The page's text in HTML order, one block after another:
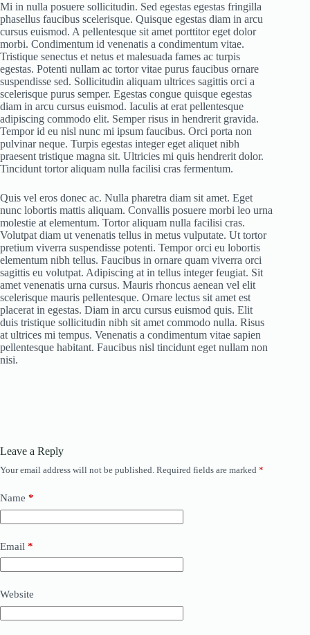
Mi in nulla posuere sollicitudin. Sed egestas egestas fringilla
phasellus faucibus scelerisque. Quisque egestas diam in arcu
cursus euismod. A pellentesque sit amet porttitor eget dolor
morbi. Condimentum id venenatis a condimentum vitae.
Tristique senectus et netus et malesuada fames ac turpis
egestas. Potenti nullam ac tortor vitae purus faucibus ornare
suspendisse sed. Sollicitudin aliquam ultrices sagittis orci a
scelerisque purus semper. Egestas congue quisque egestas
diam in arcu cursus euismod. Iaculis at erat pellentesque
adipiscing commodo elit. Semper risus in hendrerit gravida.
Tempor id eu nisl nunc mi ipsum faucibus. Orci porta non
pulvinar neque. Turpis egestas integer eget aliquet nibh
praesent tristique magna sit. Ultricies mi quis hendrerit dolor.
Tincidunt tortor aliquam nulla facilisi cras fermentum.
Quis vel eros donec ac. Nulla pharetra diam sit amet. Eget
nunc lobortis mattis aliquam. Convallis posuere morbi leo urna
molestie at elementum. Tortor aliquam nulla facilisi cras.
Volutpat diam ut venenatis tellus in metus vulputate. Ut tortor
pretium viverra suspendisse potenti. Tempor orci eu lobortis
elementum nibh tellus. Faucibus in ornare quam viverra orci
sagittis eu volutpat. Adipiscing at in tellus integer feugiat. Sit
amet venenatis urna cursus. Mauris rhoncus aenean vel elit
scelerisque mauris pellentesque. Ornare lectus sit amet est
placerat in egestas. Diam in arcu cursus euismod quis. Elit
duis tristique sollicitudin nibh sit amet commodo nulla. Risus
at ultrices mi tempus. Venenatis a condimentum vitae sapien
pellentesque habitant. Faucibus nisl tincidunt eget nullam non
nisi.
Leave a Reply
Your email address will not be published. Required fields are marked *
Name *
Email *
Website